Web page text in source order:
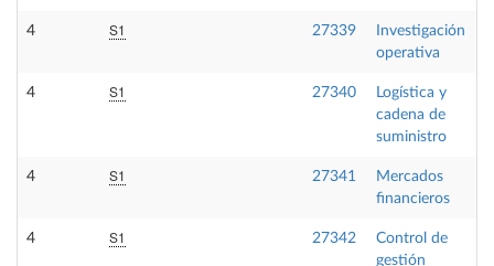
4 S1 27339
Investigación
operativa
4 S1 27340
Logística y
cadena de
suministro
4 S1 27341
Mercados
financieros
4 S1 27342
Control de
gestión